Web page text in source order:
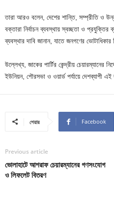
তারা আরও বলেন, দেশের শান্তি, সম্প্রীতি ও
বক্তারা নির্বাচন ব্যবস্থায় স্বচ্ছতা ও প্রযুক্তির
ব্যবস্থার দাবি জানান, যাতে জনগণের ভোটাধিকার
উল্লেখ্য, জাকের পার্টির কেন্দ্রীয় চেয়ারম্যানের
ইউনিয়ন, পৌরসভা ও ওয়ার্ড পর্যায়ে দেশব্যাপী এই
শেয়ার Facebook
Previous article
ভোলাহাটে আশরাফ চেয়ারম্যানের গণসংযোগ
ও লিফলেট বিতরণ